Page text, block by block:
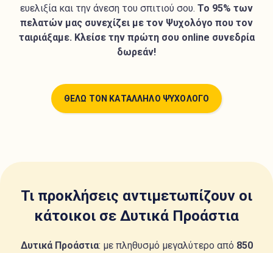
ευελιξία και την άνεση του σπιτιού σου. Το 95% των
πελατών μας συνεχίζει με τον Ψυχολόγο που τον
ταιριάξαμε. Κλείσε την πρώτη σου online συνεδρία
δωρεάν!
ΘΕΛΩ ΤΟΝ ΚΑΤΑΛΛΗΛΟ ΨΥΧΟΛΟΓΟ
Τι προκλήσεις αντιμετωπίζουν οι
κάτοικοι σε Δυτικά Προάστια
Δυτικά Προάστια: με πληθυσμό μεγαλύτερο από 850